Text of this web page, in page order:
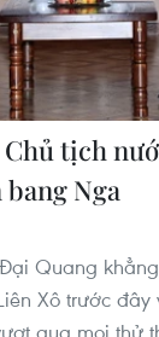
tịch
Nga
Quang
Xô trước đây
qua mọi thử